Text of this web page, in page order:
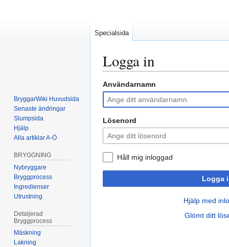
Logga in
Hoppa
navigering
Hoppa
sök
Användarnamn
Lösenord
Håll mig inloggad
Logga
Hjälp med
Glömt ditt
Specialsida
BryggarWiki Huvudsida
Senaste ändringar
Slumpsida
Hjälp
Alla artiklar A-Ö
BRYGGNING
Nybryggare
Bryggprocess
Ingredienser
Utrustning
Detaljerad
Bryggprocess
Mäskning
Lakning